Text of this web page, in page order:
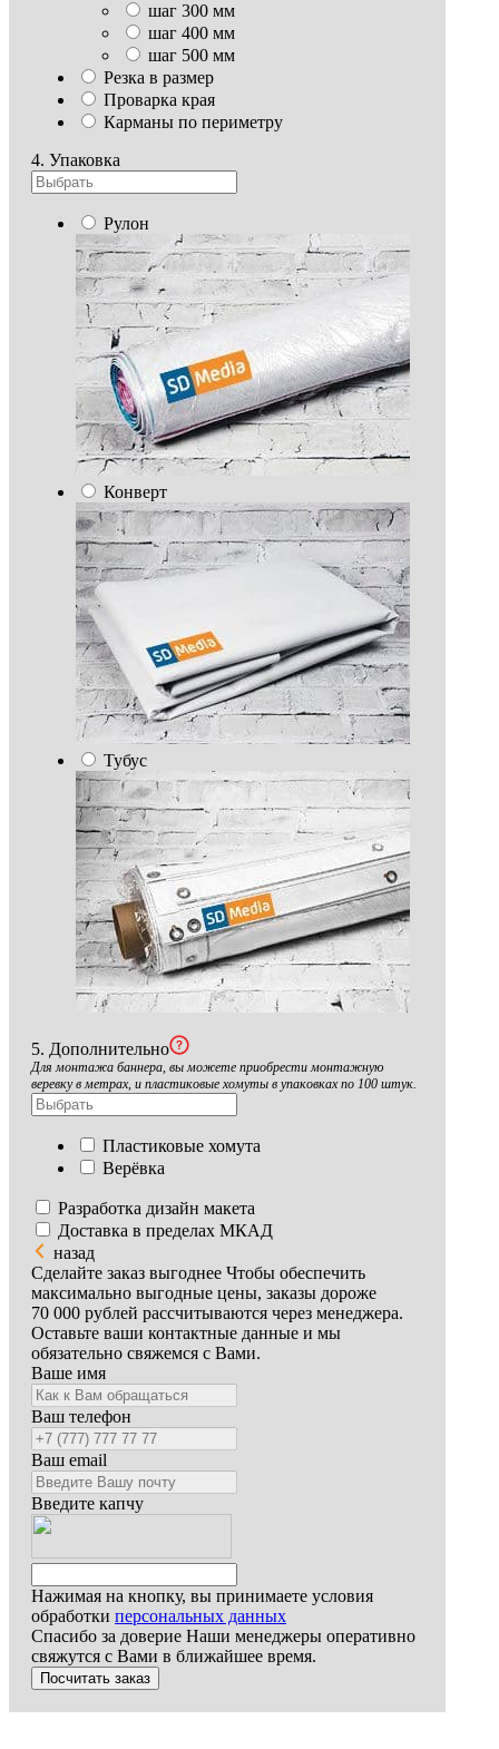
шаг 300 мм
шаг 400 мм
шаг 500 мм
Резка в размер
Проварка края
Карманы по периметру
4. Упаковка
Рулон
Конверт
Тубус
5. Дополнительно
Для монтажа баннера, вы можете приобрести монтажную
веревку в метрах, и пластиковые хомуты в упаковках по 100 штук.
Пластиковые хомута
Верёвка
Разработка дизайн макета
Доставка в пределах МКАД
назад
Сделайте заказ выгоднее Чтобы обеспечить
максимально выгодные цены, заказы дороже
70 000 рублей рассчитываются через менеджера.
Оставьте ваши контактные данные и мы
обязательно свяжемся с Вами.
Ваше имя
Ваш телефон
Ваш email
Введите капчу
Нажимая на кнопку, вы принимаете условия
обработки персональных данных
Спасибо за доверие Наши менеджеры оперативно
свяжутся с Вами в ближайшее время.